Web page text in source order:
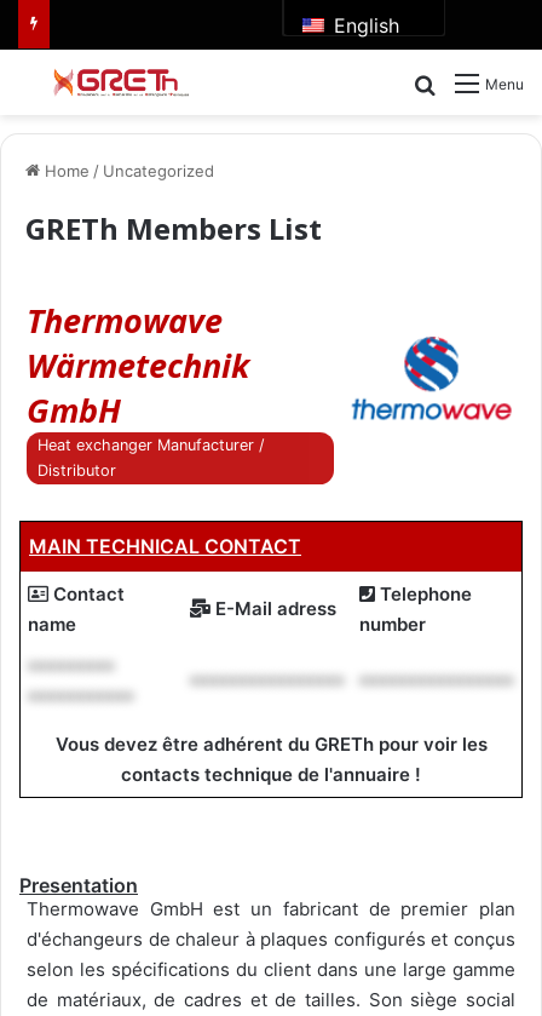
English
Menu
Search for
Home / Uncategorized
GRETh Members List
Thermowave
Wärmetechnik
GmbH
Heat exchanger Manufacturer /
Distributor
MAIN TECHNICAL CONTACT
Contact
name
E-Mail adress
Telephone
number
*********
***********
**************** ****************
Vous devez être adhérent du GRETh pour voir les
contacts technique de l'annuaire !
Presentation
Thermowave GmbH est un fabricant de premier plan
d'échangeurs de chaleur à plaques configurés et conçus
selon les spécifications du client dans une large gamme
de matériaux, de cadres et de tailles. Son siège social